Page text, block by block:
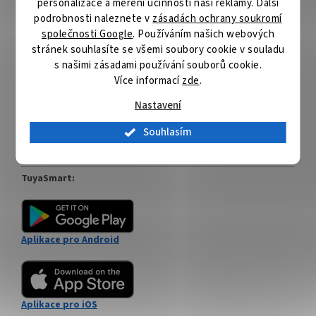
podrobnosti naleznete v zásadách ochrany soukromí
společnosti Google. Používáním našich webových
stránek souhlasíte se všemi soubory cookie v souladu
s našimi zásadami používání souborů cookie.
Více informacízde.
Nastavení
Souhlasím
ZÁKLADNÍ SPECIFIKACE
Rozhraní:Zigbee 3.0
2400–2483,5 MHz
Barva:bílá
TuyaSmart:
Aplikace pro Android
Aplikace pro iOS